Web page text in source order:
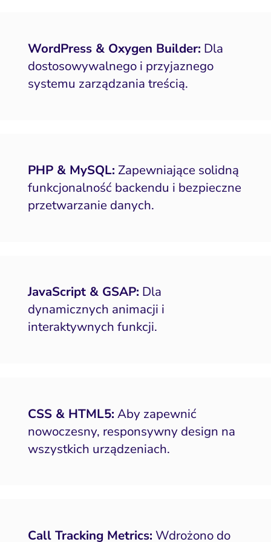
page
Widoczność lokalna
w AI Search
WordPress & Oxygen Builder: Dla
dostosowywalnego i przyjaznego
systemu zarządzania treścią.
PHP & MySQL: Zapewniające solidną
funkcjonalność backendu i bezpieczne
przetwarzanie danych.
JavaScript & GSAP: Dla
dynamicznych animacji i
interaktywnych funkcji.
CSS & HTML5: Aby zapewnić
nowoczesny, responsywny design na
wszystkich urządzeniach.
Call Tracking Metrics: Wdrożono do